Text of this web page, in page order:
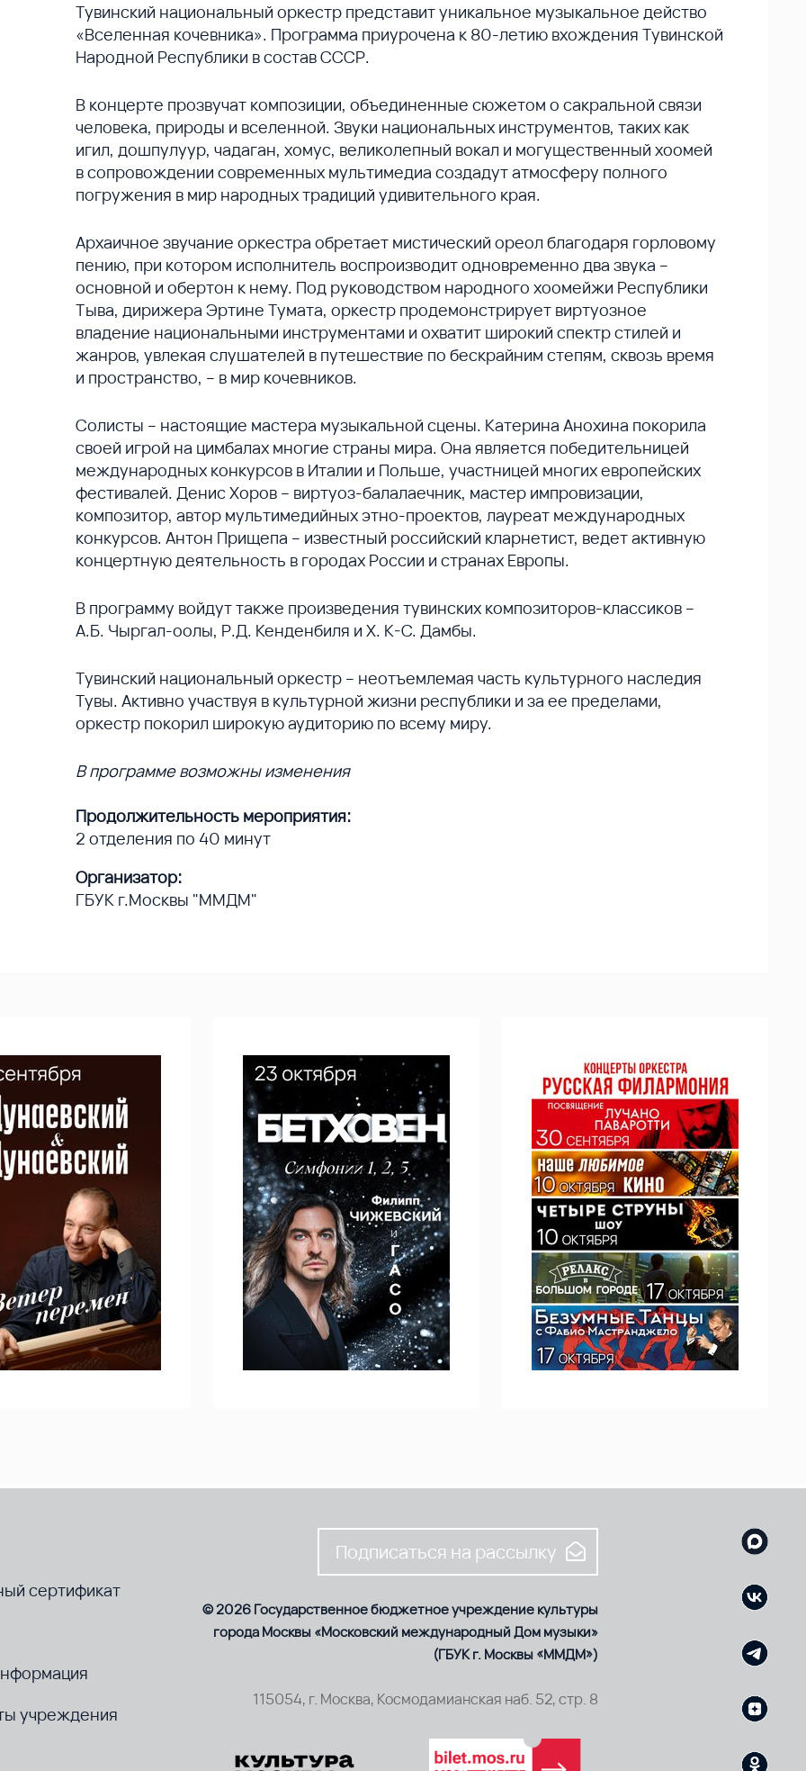
Тувинский национальный оркестр представит уникальное музыкальное действо
«Вселенная кочевника». Программа приурочена к 80-летию вхождения Тувинской
Народной Республики в состав СССР.
В концерте прозвучат композиции, объединенные сюжетом о сакральной связи
человека, природы и вселенной. Звуки национальных инструментов, таких как
игил, дошпулуур, чадаган, хомус, великолепный вокал и могущественный хоомей
в сопровождении современных мультимедиа создадут атмосферу полного
погружения в мир народных традиций удивительного края.
Архаичное звучание оркестра обретает мистический ореол благодаря горловому
пению, при котором исполнитель воспроизводит одновременно два звука –
основной и обертон к нему. Под руководством народного хоомейжи Республики
Тыва, дирижера Эртине Тумата, оркестр продемонстрирует виртуозное
владение национальными инструментами и охватит широкий спектр стилей и
жанров, увлекая слушателей в путешествие по бескрайним степям, сквозь время
и пространство, – в мир кочевников.
Солисты – настоящие мастера музыкальной сцены. Катерина Анохина покорила
своей игрой на цимбалах многие страны мира. Она является победительницей
международных конкурсов в Италии и Польше, участницей многих европейских
фестивалей. Денис Хоров – виртуоз-балалаечник, мастер импровизации,
композитор, автор мультимедийных этно-проектов, лауреат международных
конкурсов. Антон Прищепа – известный российский кларнетист, ведет активную
концертную деятельность в городах России и странах Европы.
В программу войдут также произведения тувинских композиторов-классиков –
А.Б. Чыргал-оолы, Р.Д. Кенденбиля и Х. К-С. Дамбы.
Тувинский национальный оркестр – неотъемлемая часть культурного наследия
Тувы. Активно участвуя в культурной жизни республики и за ее пределами,
оркестр покорил широкую аудиторию по всему миру.
В программе возможны изменения
Продолжительность мероприятия:
2 отделения по 40 минут
Организатор:
ГБУК г.Москвы "ММДМ"
сертификат
учреждения
Подписаться на рассылку
© 2026 Государственное бюджетное учреждение культуры
города Москвы «Московский международный Дом музыки»
(ГБУК г. Москвы «ММДМ»)
115054, г. Москва, Космодамианская наб. 52, стр. 8